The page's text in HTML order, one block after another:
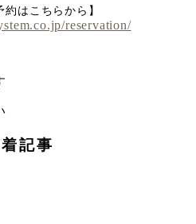
約はこちらから】
reservation/
記事